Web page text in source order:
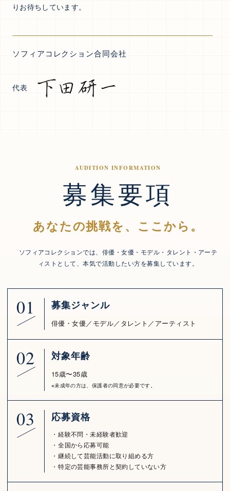
りお待ちしています。
ソフィアコレクション合同会社
代表
AUDITION INFORMATION
募集要項
あなたの挑戦を、ここから。
ソフィアコレクションでは、俳優・女優・モデル・タレント・アーテ
ィストとして、本気で活動したい方を募集しています。
01 募集ジャンル
俳優・女優／モデル／タレント／アーティスト
02 対象年齢
15歳〜35歳
※未成年の方は、保護者の同意が必要です。
03 応募資格
経験不問・未経験者歓迎
全国から応募可能
継続して芸能活動に取り組める方
特定の芸能事務所と契約していない方